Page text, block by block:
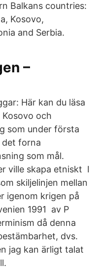
Balkans countries:
Kosovo,
and Serbia.
–
Här kan du läsa
Kosovo och
som under första
det forna
som mål.
ville skapa etniskt I
skiljelinjen mellan
igenom krigen på
1991 av P
då denna
dvs.
jag kan ärligt talat